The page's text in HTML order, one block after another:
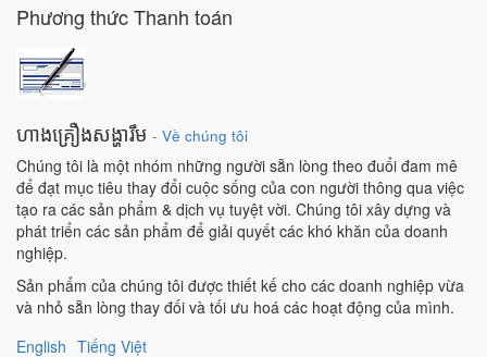
Phương thức Thanh toán
ហាងគ្រឿងសង្ហារឹម - Về chúng tôi
Chúng tôi là một nhóm những người sẵn lòng theo đuổi đam mê
để đạt mục tiêu thay đổi cuộc sống của con người thông qua việc
tạo ra các sản phẩm & dịch vụ tuyệt vời. Chúng tôi xây dựng và
phát triển các sản phẩm để giải quyết các khó khăn của doanh
nghiệp.
Sản phẩm của chúng tôi được thiết kế cho các doanh nghiệp vừa
và nhỏ sẵn lòng thay đối và tối ưu hoá các hoạt động của mình.
English Tiếng Việt